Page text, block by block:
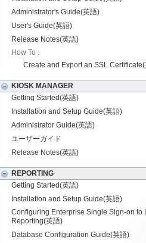
Administrator's Guide(英語)
User's Guide(英語)
Release Notes(英語)
How To :
Create and Export an SSL
KIOSK MANAGER
Getting Started(英語)
Installation and Setup Guide(英語)
Administrator Guide(英語)
ユーザーガイド
Release Notes(英語)
REPORTING
Getting Started(英語)
Installation and Setup Guide(英語)
Configuring Enterprise Single Sign-on to
Reporting(英語)
Database Configuration Guide(英語)